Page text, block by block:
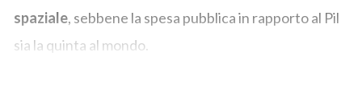
spaziale, sebbene la spesa pubblica in rapporto al Pil
sia la quinta al mondo.